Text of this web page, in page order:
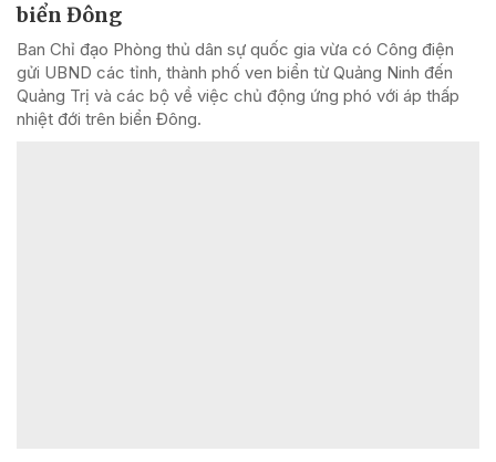
biển Đông
Ban Chỉ đạo Phòng thủ dân sự quốc gia vừa có Công điện
gửi UBND các tỉnh, thành phố ven biển từ Quảng Ninh đến
Quảng Trị và các bộ về việc chủ động ứng phó với áp thấp
nhiệt đới trên biển Đông.